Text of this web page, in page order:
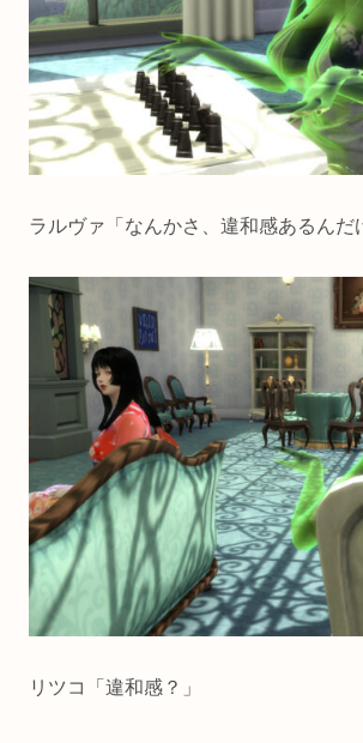
ラルヴァ「なんかさ、違和感あるんだ
リツコ「違和感？」